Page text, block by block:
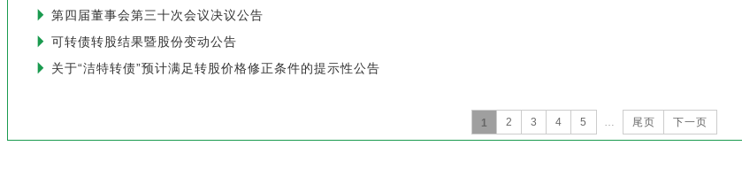
第四届董事会第三十次会议决议公告
可转债转股结果暨股份变动公告
关于“洁特转债”预计满足转股价格修正条件的提示性公告
1 2 3 4 5 … 尾页 下一页